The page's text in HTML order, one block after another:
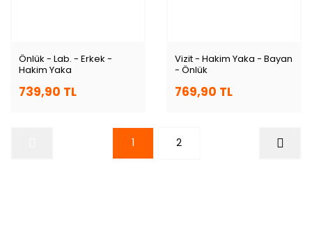
Önlük - Lab. - Erkek -
Hakim Yaka
739,90 TL
Vizit - Hakim Yaka - Bayan
- Önlük
769,90 TL
1 2